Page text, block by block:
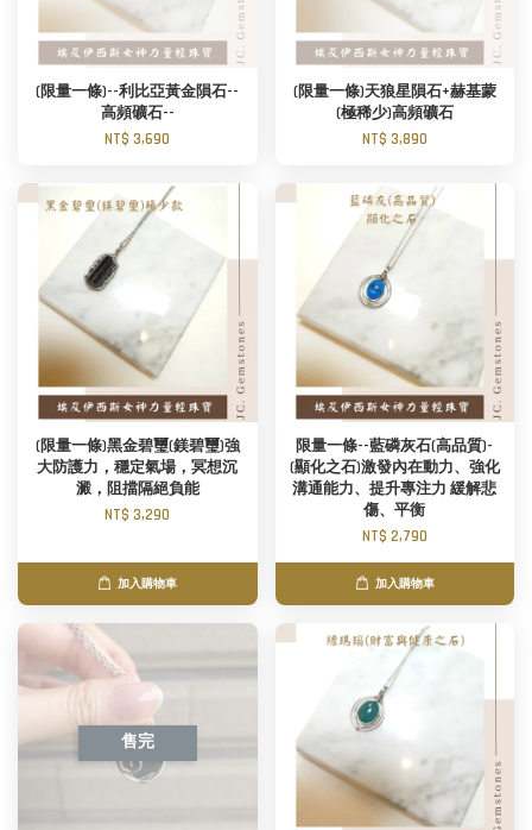
(限量一條)--利比亞黃金隕石--
高頻礦石--
NT$ 3,690
(限量一條)天狼星隕石+赫基蒙
(極稀少)高頻礦石
NT$ 3,890
(限量一條)黑金碧璽(鎂碧璽)強
大防護力，穩定氣場，冥想沉
澱，阻擋隔絕負能
NT$ 3,290
加入購物車
限量一條--藍磷灰石(高品質)-
(顯化之石)激發內在動力、強化
溝通能力、提升專注力 緩解悲
傷、平衡
NT$ 2,790
加入購物車
售完